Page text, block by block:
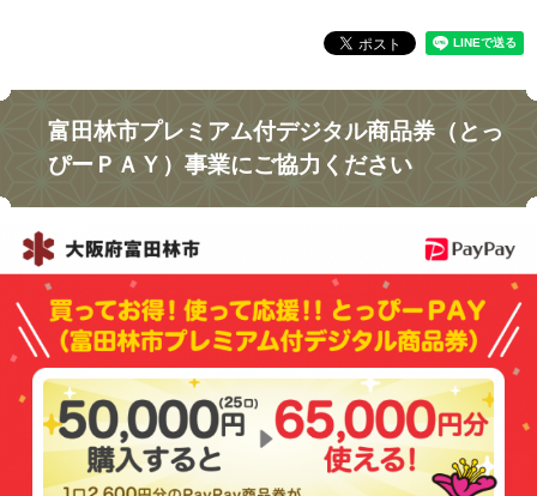
富田林市プレミアム付デジタル商品券（とっ
ぴーＰＡＹ）事業にご協力ください